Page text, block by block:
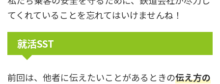
てくれていることを忘れてはいけませんね！
就活SST
前回は、他者に伝えたいことがあるときの伝え方の